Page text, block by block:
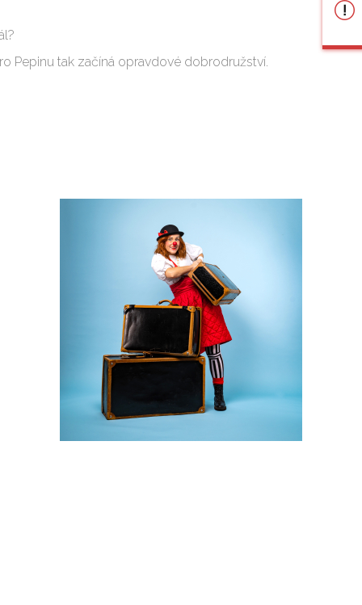
Pepinu tak začíná opravdové dobrodružství.